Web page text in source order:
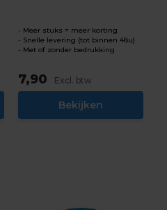
Meer stuks = meer korting
Snelle levering (tot binnen 48u)
Met of zonder bedrukking
7,90 Excl. btw
Bekijken